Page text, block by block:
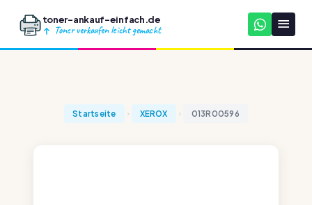
toner-ankauf-einfach.de
Toner verkaufen leicht gemacht
Startseite XEROX 013R00596